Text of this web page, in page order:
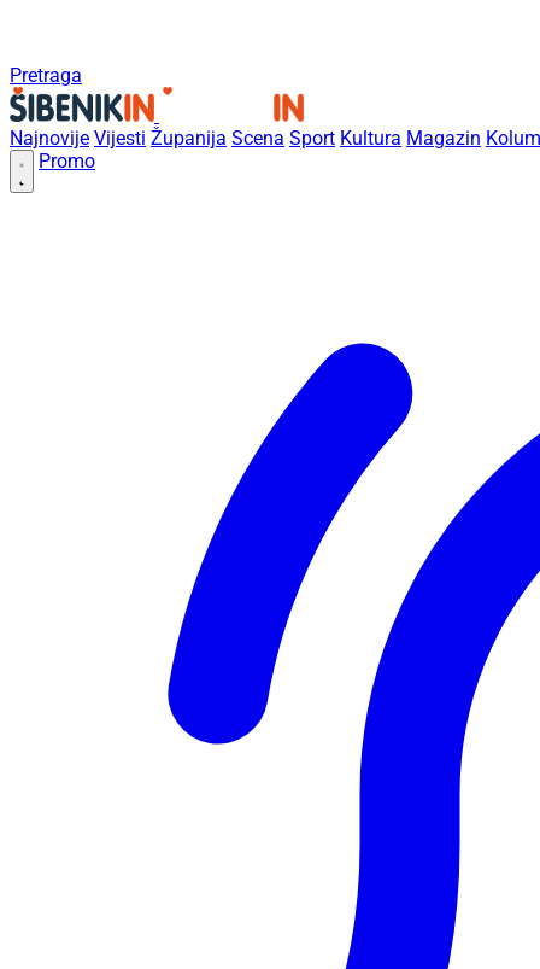
Pretraga
Najnovije Vijesti Županija Scena Sport Kultura Magazin
Promo